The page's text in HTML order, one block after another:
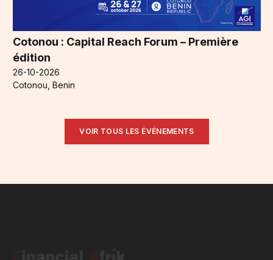
Cotonou : Capital Reach Forum – Première
édition
26-10-2026
Cotonou, Benin
VOIR TOUS LES ÉVÉNEMENTS